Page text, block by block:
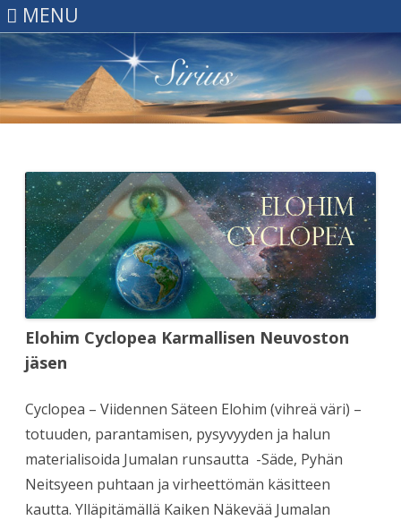
MENU
Elohim Cyclopea Karmallisen Neuvoston
jäsen
Cyclopea – Viidennen Säteen Elohim (vihreä väri) –
totuuden, parantamisen, pysyvyyden ja halun
materialisoida Jumalan runsautta -Säde, Pyhän
Neitsyeen puhtaan ja virheettömän käsitteen
kautta. Ylläpitämällä Kaiken Näkevää Jumalan